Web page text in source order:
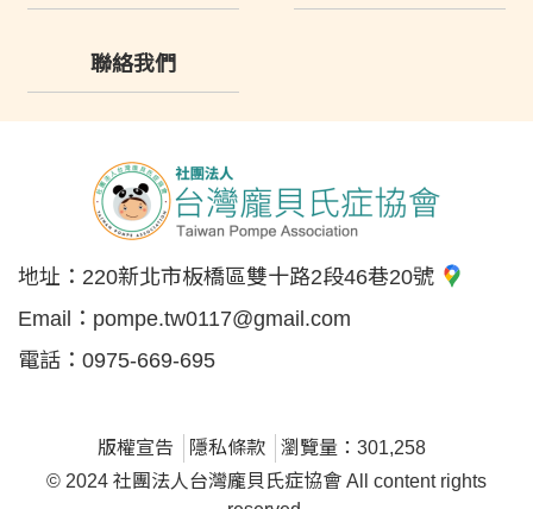
聯絡我們
地址： 220新北市板橋區雙十路2段46巷20號
Email： pompe.tw0117@gmail.com
電話： 0975-669-695
版權宣告 隱私條款
瀏覽量：301,258
© 2024 社團法人台灣龐貝氏症協會 All content rights